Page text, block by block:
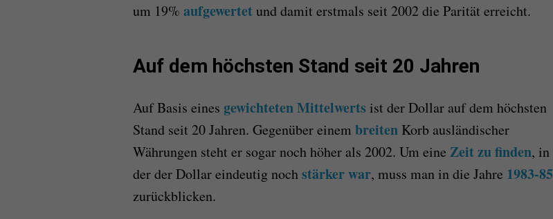
um 19% aufgewertet und damit erstmals seit 2002 die Parität erreicht.
Auf dem höchsten Stand seit 20 Jahren
Auf Basis eines gewichteten Mittelwerts ist der Dollar auf dem höchsten
Stand seit 20 Jahren. Gegenüber einem breiten Korb ausländischer
Währungen steht er sogar noch höher als 2002. Um eine Zeit zu finden, in
der der Dollar eindeutig nochstärker war, muss man in die Jahre 1983-85
zurückblicken.